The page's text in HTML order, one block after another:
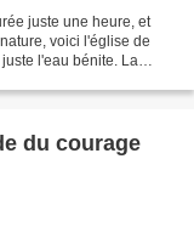
juste une heure, et
voici l'église de
l'eau bénite. La
du courage